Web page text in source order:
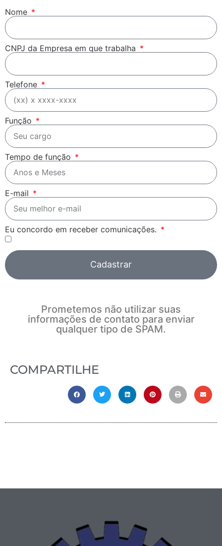
Nome
CNPJ da Empresa em que trabalha
Telefone
Função
Tempo de função
E-mail
Eu concordo em receber comunicações.
Cadastrar
Prometemos não utilizar suas
informações de contato para enviar
qualquer tipo de SPAM.
COMPARTILHE